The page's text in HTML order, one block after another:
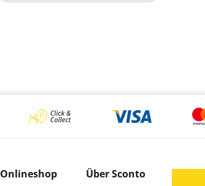
Onlineshop Über Sconto